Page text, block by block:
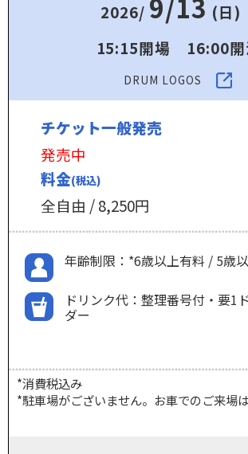
2026/
(日)
15:15開場 16:00開
DRUM LOGOS
チケット一般発売
発売中
料金(税込)
全自由 / 8,250円
年齢制限：*6歳以上有料 / 5歳
ドリンク代：整理番号付・要1
ダー
*消費税込み
*駐車場がございません。お車でのご来場